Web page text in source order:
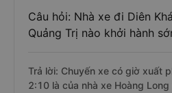
Câu hỏi: Nhà xe đi Diên
Quảng Trị nào khởi hành
Trả lời: Chuyến xe có giờ xuất
2:10 là của nhà xe Hoàng Long